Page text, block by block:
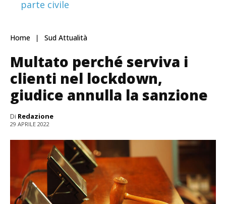
parte civile
Home Sud Attualità
Multato perché serviva i
clienti nel lockdown,
giudice annulla la sanzione
Di Redazione
29 APRILE 2022